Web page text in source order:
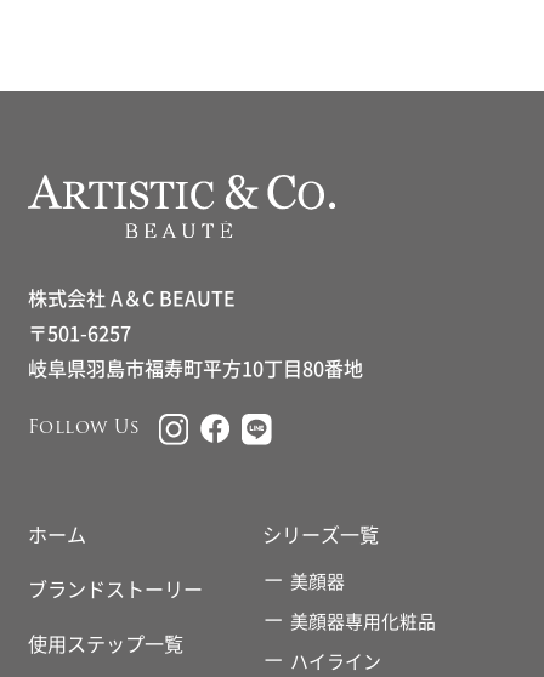
株式会社 A＆C BEAUTE
〒501-6257
岐阜県羽島市福寿町平方10丁目80番地
Follow Us
ホーム
ブランドストーリー
使用ステップ一覧
シリーズ一覧
美顔器
美顔器専用化粧品
ハイライン